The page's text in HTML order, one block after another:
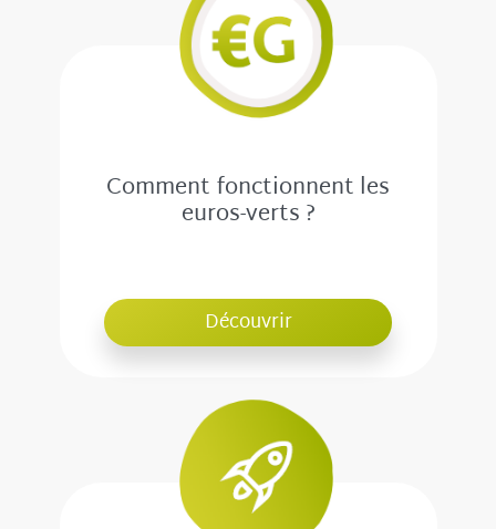
Comment fonctionnent les
euros-verts ?
Découvrir